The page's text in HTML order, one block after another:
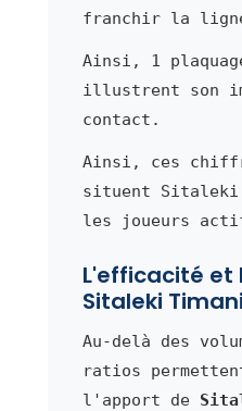
franchir la
Ainsi, 1
illustrent son
contact.
Ainsi, ces
situent Sitaleki
les joueurs
L'efficacité et
Sitaleki Timani
Au-delà des
ratios
l'apport de